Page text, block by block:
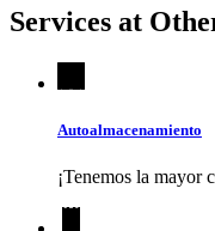
Services at
Autoalmacenamiento
¡Tenemos la mayor